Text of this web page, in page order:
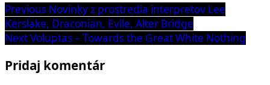
Navigácia
v
článku
Previous Previous
post:
Novinky z prostredia interpretov Lee
Kerslake, Draconian, Evile, Alter Bridge
NextNext
Voluptas – Towards the Great White Nothing
Pridaj komentár